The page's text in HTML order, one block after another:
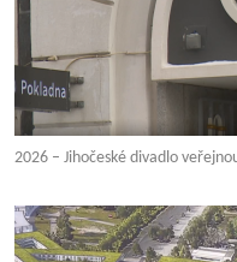
2026 – Jihočeské divadlo